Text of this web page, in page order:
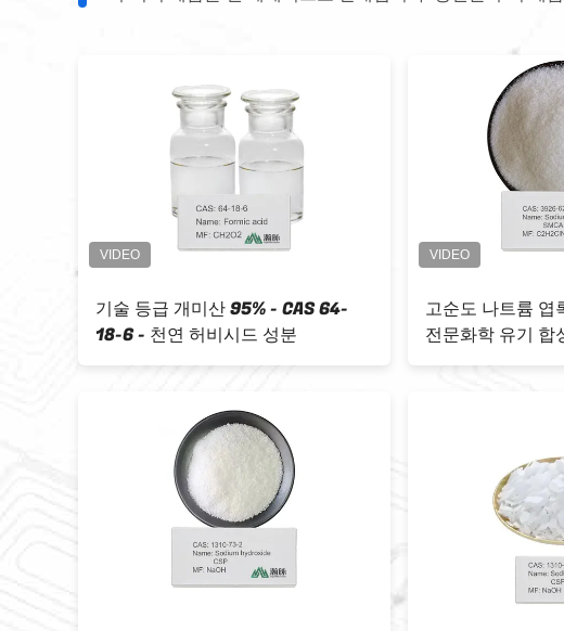
아연산화물 (식품 등급) 동물 영양용
95.0%분
CAS 1314-13-2
호용 초미세 아연